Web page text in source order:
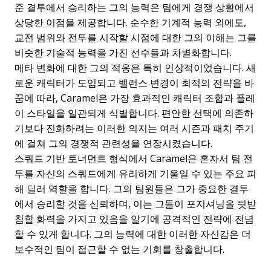
준 결투에서 승리하는 그의 능력은 팀에게 경쟁 상황에서
상당한 이점을 제공합니다. 순수한 기계적 능력 외에도,
교전 범위와 전투를 시작할 시점에 대한 그의 이해는 그를
비슷한 기술적 능력을 가진 선수들과 차별화합니다.
메타 변화에 대한 그의 적응은 특히 인상적이었습니다. 새
로운 캐릭터가 도입되고 밸런스 변경이 최적의 전략을 바
꿈에 따라, Caramel은 가장 효과적인 캐릭터 조합과 플레
이 스타일을 일관되게 식별합니다. 편안한 선택에 의존하
기보다 진화하려는 이러한 의지는 여러 시즌과 패치 주기
에 걸쳐 그의 경쟁적 관련성을 연장시켰습니다.
스쿼드 기반 토너먼트 형식에서 Caramel은 혼자서 팀 전
투를 자신의 스쿼드에게 유리하게 기울일 수 있는 주요 피
해 딜러 역할을 합니다. 그의 팀원들은 그가 중요한 결투
에서 승리할 것을 신뢰하며, 이는 그들이 포지셔닝을 뒷받
침할 화력을 가지고 있음을 알기에 공격적인 전략에 전념
할 수 있게 합니다. 그의 능력에 대한 이러한 자신감은 더
보수적인 팀이 접근할 수 없는 기회를 창출합니다.